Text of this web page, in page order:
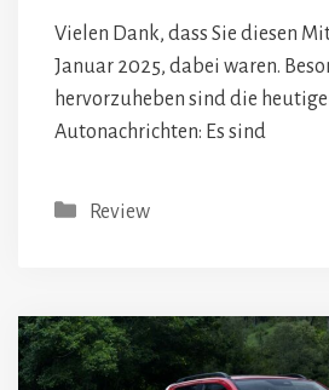
Vielen Dank, dass Sie diesen
Januar 2025, dabei waren.
hervorzuheben sind die
Autonachrichten: Es sind
Kategorien
Review